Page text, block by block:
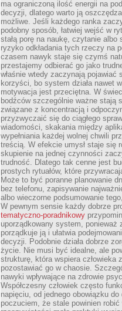
ma ograniczoną ilość energii na
decyzji, dlatego warto ją
możliwe. Jeśli każdego ranka
podobny sposób, łatwiej wejść w
stałą porę na naukę, czytanie albo
ryzyko odkładania tych rzeczy na
czasem nawyk staje się czymś
przestajemy odbierać go jako
właśnie wtedy zaczynają pojawiać
korzyści, bo system działa nawet
motywacja jest przeciętna. W
bodźców szczególnie ważne stają
związane z koncentracją i
przyzwyczaić się do ciągłego
wiadomości, skakania między
wypełniania każdej wolnej chwili
treścią. W efekcie umysł staje się
skupienie na jednej czynności
trudność. Dlatego tak cenne jest
prostych rytuałów, które
Może to być poranne planowanie
bez telefonu, zapisywanie
albo wieczorne podsumowanie
W pewnym sensie każdy dobrze
tematyczno-poradnikowy
uporządkowany system, ponieważ
porządkuje ją i ułatwia
decyzji. Podobnie działa dobrze
życie. Nie musi być idealne, ale
strukturę, która wspiera człowieka
pozostawiać go w chaosie.
nawyki wpływające na zdrowie
Współczesny człowiek często
napięciu, od jednego obowiązku do
poczuciem, że stale powinien